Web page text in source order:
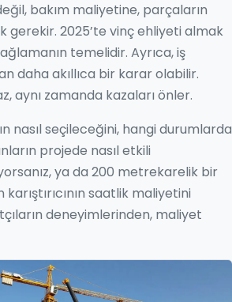
bakım maliyetine, parçaların
2025’te vinç ehliyeti almak
temelidir. Ayrıca, iş
daha akıllıca bir karar olabilir.
aynı zamanda kazaları önler.
nasıl seçileceğini, hangi durumlarda
projede nasıl etkili
ya da 200 metrekarelik bir
saatlik maliyetini
deneyimlerinden, maliyet